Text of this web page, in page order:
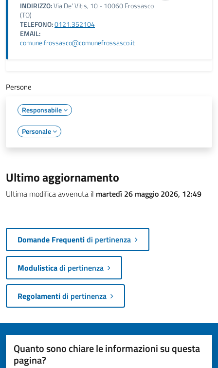
INDIRIZZO:Via De' Vitis, 10 - 10060 Frossasco
(TO)
TELEFONO:0121.352104
EMAIL:
comune.frossasco@comunefrossasco.it
Persone
Responsabile
Personale
Ultimo aggiornamento
Ultima modifica avvenuta il martedì 26 maggio 2026, 12:49
Domande Frequentidi pertinenza
Modulisticadi pertinenza
Regolamentidi pertinenza
Quanto sono chiare le informazioni su questa
pagina?